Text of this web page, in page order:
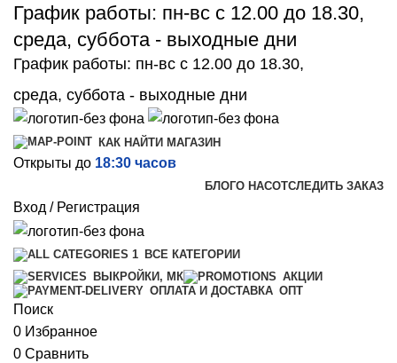
График работы: пн-вс с 12.00 до 18.30,
среда, суббота - выходные дни
График работы: пн-вс с 12.00 до 18.30,
среда, суббота - выходные дни
КАК НАЙТИ МАГАЗИН
Открыты до 18:30 часов
БЛОГО НАСОТСЛЕДИТЬ ЗАКАЗ
Вход / Регистрация
ВСЕ КАТЕГОРИИ
ВЫКРОЙКИ, МК
АКЦИИ
ОПЛАТА И ДОСТАВКА ОПТ
Поиск
0 Избранное
0 Сравнить